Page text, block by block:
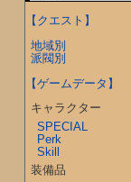
【クエスト】
地域別
派閥別
【ゲームデータ】
キャラクター
SPECIAL
Perk
Skill
装備品